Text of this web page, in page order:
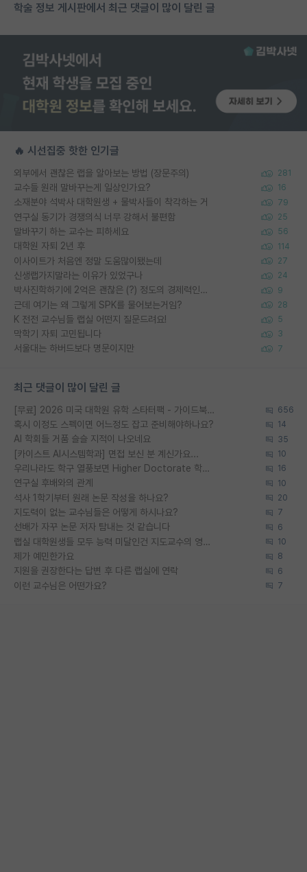
학술 정보 게시판에서 최근 댓글이 많이 달린 글
🔥 시선집중 핫한 인기글
외부에서 괜찮은 랩을 알아보는 방법 (장문주의) 281
교수들 원래 말바꾸는게 일상인가요? 16
소재분야 석박사 대학원생 + 물박사들이 착각하는 거 79
연구실 동기가 경쟁의식 너무 강해서 불편함 25
말바꾸기 하는 교수는 피하세요 56
대학원 자퇴 2년 후 114
이사이트가 처음엔 정말 도움많이됐는데 27
신생랩가지말라는 이유가 있었구나 24
박사진학하기에 2억은 괜찮은 (?) 정도의 경제력인가요 9
근데 여기는 왜 그렇게 SPK를 물어보는거임? 28
K 전전 교수님들 랩실 어떤지 질문드려요! 5
막학기 자퇴 고민됩니다 3
서울대는 하버드보다 명문이지만 7
최근 댓글이 많이 달린 글
[무료] 2026 미국 대학원 유학 스타터팩 - 가이드북 & 합격자 컨택메일 템플릿 656
혹시 이정도 스펙이면 어느정도 잡고 준비해야하나요? 14
AI 학회들 거품 슬슬 지적이 나오네요 35
[카이스트 AI시스템학과] 면접 보신 분 계신가요... 10
우리나라도 학구 열풍보면 Higher Doctorate 학위가 필요하다고 봅니다. 16
연구실 후배와의 관계 10
석사 1학기부터 원래 논문 작성을 하나요? 20
지도력이 없는 교수님들은 어떻게 하시나요? 7
선배가 자꾸 논문 저자 탐내는 것 같습니다 6
랩실 대학원생들 모두 능력 미달인건 지도교수의 영향 아닌가? 10
제가 예민한가요 8
지원을 권장한다는 답변 후 다른 랩실에 연락 6
이런 교수님은 어떤가요? 7